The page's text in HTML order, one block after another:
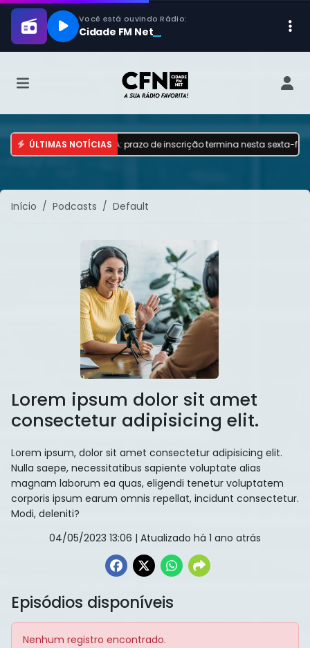
ÚLTIMAS NOTÍCIAS
e dos Bombeiros no MA: prazo de inscrição termina nesta sexta-feira
Início Podcasts Default
Lorem ipsum dolor sit amet
consectetur adipisicing elit.
Lorem ipsum, dolor sit amet consectetur adipisicing elit.
Nulla saepe, necessitatibus sapiente voluptate alias
magnam laborum ea quas, eligendi tenetur voluptatem
corporis ipsum earum omnis repellat, incidunt consectetur.
Modi, deleniti?
04/05/2023 13:06 | Atualizado há 1 ano atrás
Episódios disponíveis
Nenhum registro encontrado.